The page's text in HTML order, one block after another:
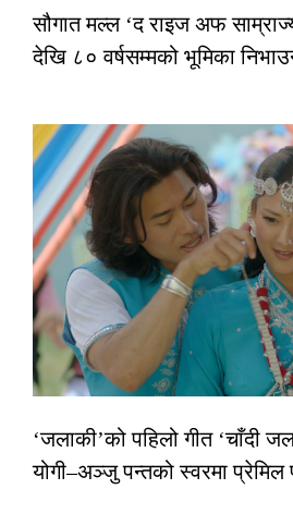
सौगात मल्ल ‘द राइज अफ
देखि ८० वर्षसम्मको भूमिका
‘जलाकी’को पहिलो गीत ‘चाँदी
योगी–अञ्जु पन्तको स्वरमा प्रेमिल